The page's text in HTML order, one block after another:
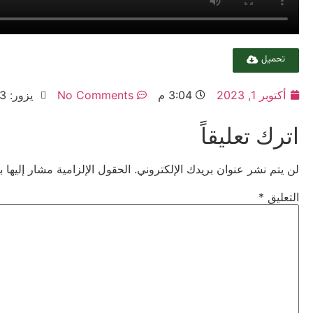
تحميل
أكتوبر 1, 2023 3:04 م No Comments يزور: 443
اترك تعليقاً
لن يتم نشر عنوان بريدك الإلكتروني. الحقول الإلزامية مشار إليها
التعليق *